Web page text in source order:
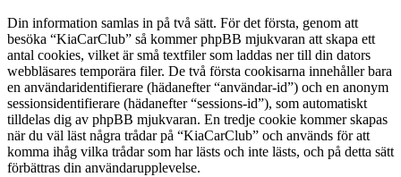
Din information samlas in på två sätt. För det första, genom att
besöka “KiaCarClub” så kommer phpBB mjukvaran att skapa ett
antal cookies, vilket är små textfiler som laddas ner till din dators
webbläsares temporära filer. De två första cookisarna innehåller bara
en användaridentifierare (hädanefter “användar-id”) och en anonym
sessionsidentifierare (hädanefter “sessions-id”), som automatiskt
tilldelas dig av phpBB mjukvaran. En tredje cookie kommer skapas
när du väl läst några trådar på “KiaCarClub” och används för att
komma ihåg vilka trådar som har lästs och inte lästs, och på detta sätt
förbättras din användarupplevelse.